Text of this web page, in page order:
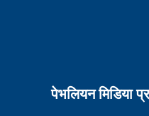
पेभलियन मिडिया